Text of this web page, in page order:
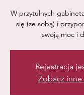
W przytulnych
się (ze sobą) i
swoją moc i
Rejestracja
Zobacz inne